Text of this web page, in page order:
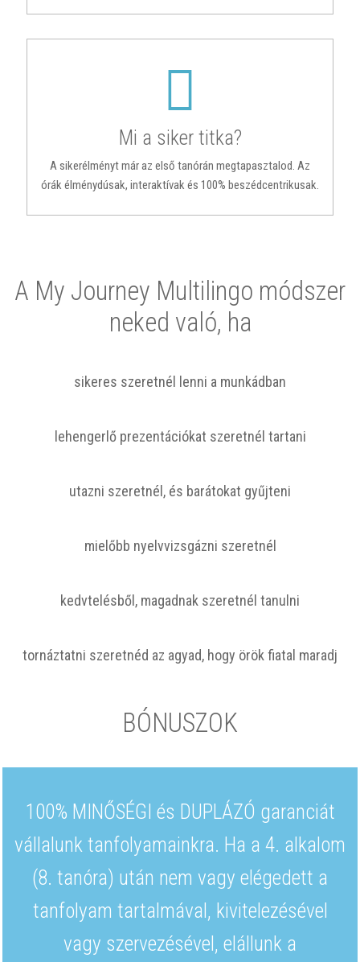
Mi a siker titka?
A sikerélményt már az első tanórán megtapasztalod. Az
órák élménydúsak, interaktívak és 100% beszédcentrikusak.
A My Journey Multilingo módszer
neked való, ha
sikeres szeretnél lenni a munkádban
lehengerlő prezentációkat szeretnél tartani
utazni szeretnél, és barátokat gyűjteni
mielőbb nyelvvizsgázni szeretnél
kedvtelésből, magadnak szeretnél tanulni
tornáztatni szeretnéd az agyad, hogy örök fiatal maradj
BÓNUSZOK
100% MINŐSÉGI és DUPLÁZÓ garanciát
vállalunk tanfolyamainkra. Ha a 4. alkalom
(8. tanóra) után nem vagy elégedett a
tanfolyam tartalmával, kivitelezésével
vagy szervezésével, elállunk a